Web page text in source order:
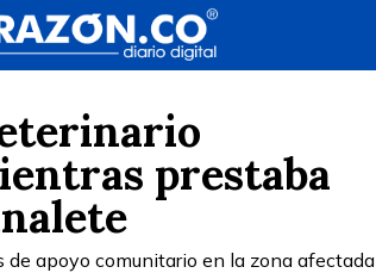
prestaba
apoyo comunitario en la zona afectada